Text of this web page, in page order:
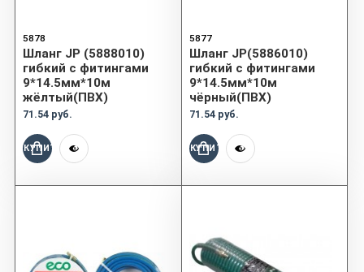
5878
Шланг JP (5888010)
гибкий с фитингами
9*14.5мм*10м
жёлтый(ПВХ)
71.54 руб.
КУПИТЬ
5877
Шланг JP(5886010)
гибкий с фитингами
9*14.5мм*10м
чёрный(ПВХ)
71.54 руб.
КУПИТЬ